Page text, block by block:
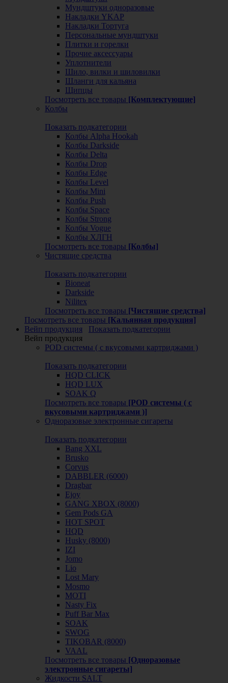
Мундштуки одноразовые
Накладки YKAP
Накладки Тортуга
Персональные мундштуки
Плитки и горелки
Прочие аксессуары
Уплотнители
Шило, вилки и шиловилки
Шланги для кальяна
Щипцы
Посмотреть все товары [Комплектующие]
Колбы
Показать подкатегории
Колбы Alpha Hookah
Колбы Darkside
Колбы Delta
Колбы Drop
Колбы Edge
Колбы Level
Колбы Mini
Колбы Push
Колбы Space
Колбы Strong
Колбы Vogue
Колбы ХЛГН
Посмотреть все товары [Колбы]
Чистящие средства
Показать подкатегории
Bioneat
Darkside
Nilitex
Посмотреть все товары [Чистящие средства]
Посмотреть все товары [Кальянная продукция]
Вейп продукция
Показать подкатегории
Вейп продукция
POD системы ( с вкусовыми картриджами )
Показать подкатегории
HQD CLICK
HQD LUX
SOAK Q
Посмотреть все товары [POD системы ( с
вкусовыми картриджами )]
Одноразовые электронные сигареты
Показать подкатегории
Bang XXL
Brusko
Corvus
DABBLER (6000)
Dragbar
Ejoy
GANG XBOX (8000)
Gem Pods GA
HOT SPOT
HQD
Husky (8000)
IZI
Jomo
Lio
Lost Mary
Mosmo
MOTI
Nasty Fix
Puff Bar Max
SOAK
SWOG
TIKOBAR (8000)
VAAL
Посмотреть все товары [Одноразовые
электронные сигареты]
Жидкости SALT